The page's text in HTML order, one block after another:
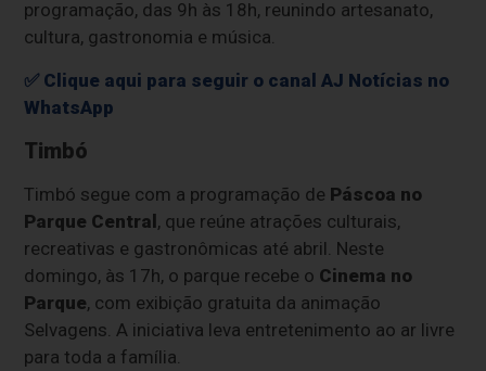
programação, das 9h às 18h, reunindo artesanato,
cultura, gastronomia e música.
✅ Clique aqui para seguir o canal AJ Notícias no
WhatsApp
Timbó
Timbó segue com a programação de Páscoa no
Parque Central, que reúne atrações culturais,
recreativas e gastronômicas até abril. Neste
domingo, às 17h, o parque recebe o Cinema no
Parque, com exibição gratuita da animação
Selvagens. A iniciativa leva entretenimento ao ar livre
para toda a família.